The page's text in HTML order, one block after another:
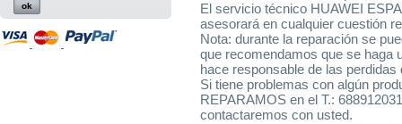
El servicio técnico HUAWEI
asesorará en cualquier cuestión
Nota: durante la reparación se
que recomendamos que se haga
hace responsable de las perdidas
Si tiene problemas con algún
REPARAMOS en el T.:
contactaremos con usted.